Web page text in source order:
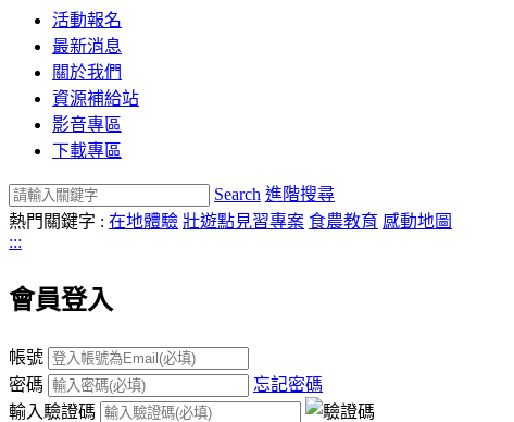
活動報名
最新消息
關於我們
資源補給站
影音專區
下載專區
Search 進階搜尋
熱門關鍵字 : 在地體驗 壯遊點見習專案 食農教育 感動地圖
:::
會員登入
帳號
密碼
忘記密碼
輸入驗證碼